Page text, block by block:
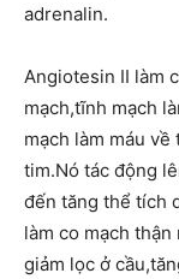
adrenalin.
Angiotesin II làm
mạch,tĩnh mạch
mạch làm máu
tim.Nó tác động
đến tăng thể tích
làm co mạch
giảm lọc ở